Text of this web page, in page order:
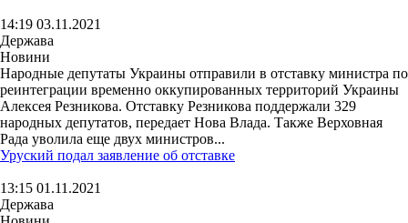
14:19 03.11.2021
Держава
Новини
Народные депутаты Украины отправили в отставку министра по
реинтеграции временно оккупированных территорий Украины
Алексея Резникова. Отставку Резникова поддержали 329
народных депутатов, передает Нова Влада. Также Верховная
Рада уволила еще двух министров...
Уруский подал заявление об отставке
13:15 01.11.2021
Держава